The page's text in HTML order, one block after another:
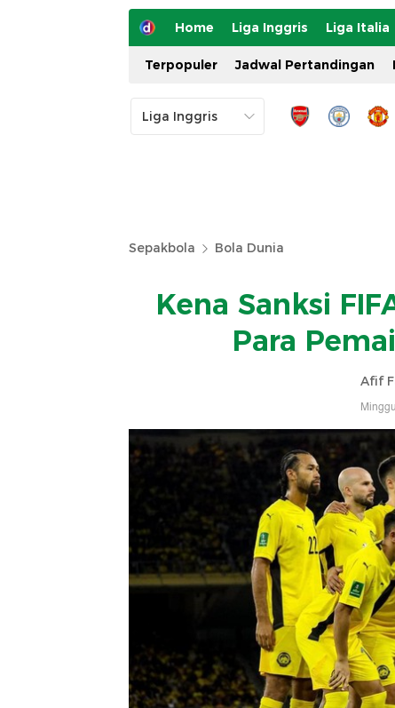
Home Liga Inggris Liga Italia
Terpopuler Jadwal Pertandingan
Sepakbola Bola Dunia
Kena Sanksi
Para
Afif